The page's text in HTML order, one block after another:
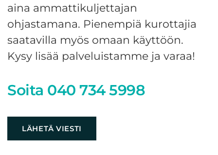
aina ammattikuljettajan
ohjastamana. Pienempiä kurottajia
saatavilla myös omaan käyttöön.
Kysy lisää palveluistamme ja varaa!
Soita 040 734 5998
LÄHETÄ VIESTI